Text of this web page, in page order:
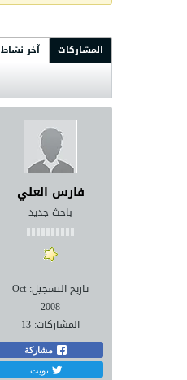
المشاركات آخر نشاط
فارس العلي
باحث جديد
تاريخ التسجيل: Oct
2008
المشاركات: 13
مشاركة
تويت